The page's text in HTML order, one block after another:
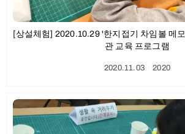
[상설체험] 2020.10.29 '한지접기 차임볼 메
관 교육 프로그램
2020.11.03ㆍ2020